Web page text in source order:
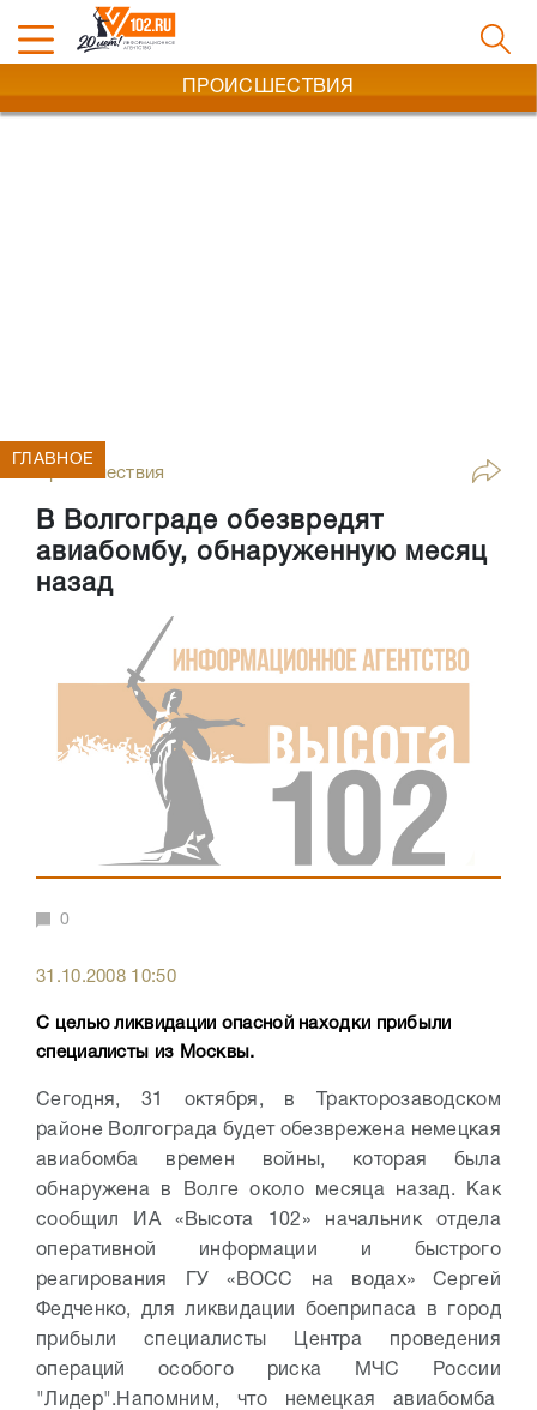
ПРОИСШЕСТВИЯ
Происшествия
В Волгограде обезвредят
авиабомбу, обнаруженную месяц
назад
ГЛАВНОЕ
0
31.10.2008 10:50
С целью ликвидации опасной находки прибыли
специалисты из Москвы.
Сегодня, 31 октября, в Тракторозаводском
районе Волгограда будет обезврежена немецкая
авиабомба времен войны, которая была
обнаружена в Волге около месяца назад. Как
сообщил ИА «Высота 102» начальник отдела
оперативной информации и быстрого
реагирования ГУ «ВОСС на водах» Сергей
Федченко, для ликвидации боеприпаса в город
прибыли специалисты Центра проведения
операций особого риска МЧС России
"Лидер". Напомним, что немецкая авиабомба